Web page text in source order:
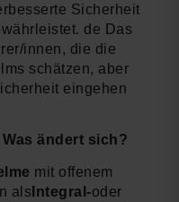
Sicherheit
de Das
innen, die die
schätzen, aber
eingehen
ändert sich?
mit offenem
als Integral-oder